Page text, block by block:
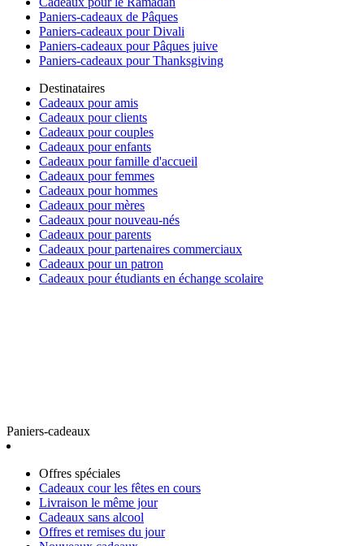
Paniers-cadeaux de Pâques
Paniers-cadeaux pour Divali
Paniers-cadeaux pour Pâques juive
Paniers-cadeaux pour Thanksgiving
Destinataires
Cadeaux pour amis
Cadeaux pour clients
Cadeaux pour couples
Cadeaux pour enfants
Cadeaux pour famille d'accueil
Cadeaux pour femmes
Cadeaux pour hommes
Cadeaux pour mères
Cadeaux pour nouveau-nés
Cadeaux pour parents
Cadeaux pour partenaires commerciaux
Cadeaux pour un patron
Cadeaux pour étudiants en échange scolaire
Paniers-cadeaux
Offres spéciales
Cadeaux cour les fêtes en cours
Livraison le même jour
Cadeaux sans alcool
Offres et remises du jour